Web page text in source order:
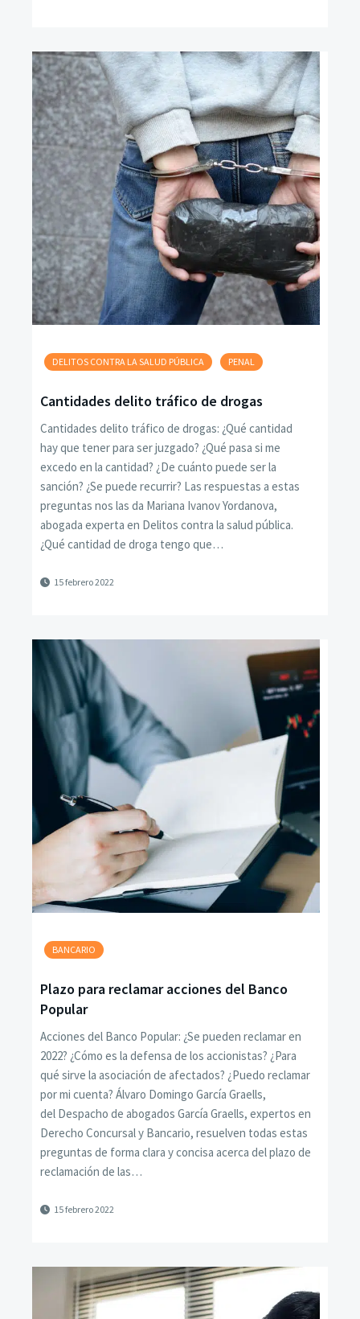
DELITOS CONTRA LA SALUD PÚBLICA PENAL
Cantidades delito tráfico de drogas
Cantidades delito tráfico de drogas: ¿Qué cantidad
hay que tener para ser juzgado? ¿Qué pasa si me
excedo en la cantidad? ¿De cuánto puede ser la
sanción? ¿Se puede recurrir? Las respuestas a estas
preguntas nos las da Mariana Ivanov Yordanova,
abogada experta en Delitos contra la salud pública.
¿Qué cantidad de droga tengo que…
15 febrero 2022
BANCARIO
Plazo para reclamar acciones del Banco
Popular
Acciones del Banco Popular: ¿Se pueden reclamar en
2022? ¿Cómo es la defensa de los accionistas? ¿Para
qué sirve la asociación de afectados? ¿Puedo reclamar
por mi cuenta? Álvaro Domingo García Graells,
del Despacho de abogados García Graells, expertos en
Derecho Concursal y Bancario, resuelven todas estas
preguntas de forma clara y concisa acerca del plazo de
reclamación de las…
15 febrero 2022